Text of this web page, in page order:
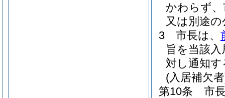
かわらず
又は別途
3
市長は、
旨を当該
対し通知
(入居補欠
第10条
市